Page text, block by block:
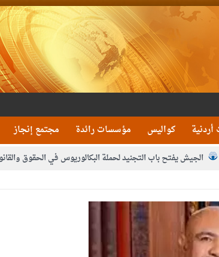
كواليس مؤسسات رائدة مجتمع إنجاز
الجيش يفتح باب التجنيد لحملة البكالوريوس في الحقوق
الصحف اليومية ويؤكد حرص مجلس النواب على شراكة فاعلة
الملك يلتقي مجموعة من رفاق السلاح